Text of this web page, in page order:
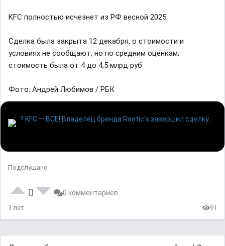
KFC полностью исчезнет из РФ весной 2025.
Сделка была закрыта 12 декабря, о стоимости и
условиях не сообщают, но по средним оценкам,
стоимость была от 4 до 4,5 млрд руб
Фото: Андрей Любимов / РБК
Подслушано
0 0 комментариев
1 лет 91